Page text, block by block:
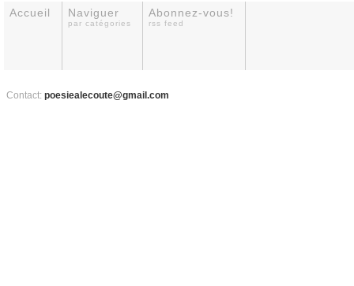
Accueil Naviguer
par catégories
Abonnez-vous!
rss feed
Contact: poesiealecoute@gmail.com